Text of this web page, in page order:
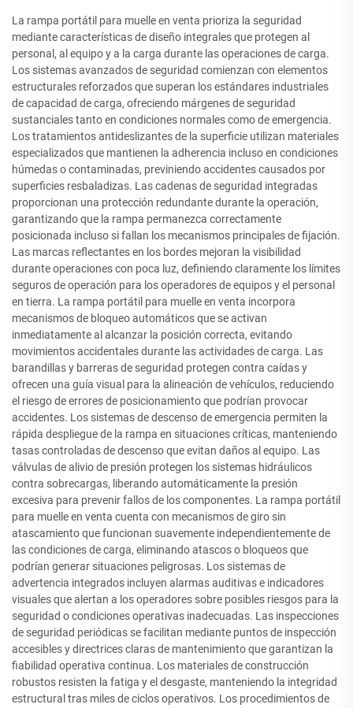
La rampa portátil para muelle en venta prioriza la seguridad
mediante características de diseño integrales que protegen al
personal, al equipo y a la carga durante las operaciones de carga.
Los sistemas avanzados de seguridad comienzan con elementos
estructurales reforzados que superan los estándares industriales
de capacidad de carga, ofreciendo márgenes de seguridad
sustanciales tanto en condiciones normales como de emergencia.
Los tratamientos antideslizantes de la superficie utilizan materiales
especializados que mantienen la adherencia incluso en condiciones
húmedas o contaminadas, previniendo accidentes causados por
superficies resbaladizas. Las cadenas de seguridad integradas
proporcionan una protección redundante durante la operación,
garantizando que la rampa permanezca correctamente
posicionada incluso si fallan los mecanismos principales de fijación.
Las marcas reflectantes en los bordes mejoran la visibilidad
durante operaciones con poca luz, definiendo claramente los límites
seguros de operación para los operadores de equipos y el personal
en tierra. La rampa portátil para muelle en venta incorpora
mecanismos de bloqueo automáticos que se activan
inmediatamente al alcanzar la posición correcta, evitando
movimientos accidentales durante las actividades de carga. Las
barandillas y barreras de seguridad protegen contra caídas y
ofrecen una guía visual para la alineación de vehículos, reduciendo
el riesgo de errores de posicionamiento que podrían provocar
accidentes. Los sistemas de descenso de emergencia permiten la
rápida despliegue de la rampa en situaciones críticas, manteniendo
tasas controladas de descenso que evitan daños al equipo. Las
válvulas de alivio de presión protegen los sistemas hidráulicos
contra sobrecargas, liberando automáticamente la presión
excesiva para prevenir fallos de los componentes. La rampa portátil
para muelle en venta cuenta con mecanismos de giro sin
atascamiento que funcionan suavemente independientemente de
las condiciones de carga, eliminando atascos o bloqueos que
podrían generar situaciones peligrosas. Los sistemas de
advertencia integrados incluyen alarmas auditivas e indicadores
visuales que alertan a los operadores sobre posibles riesgos para la
seguridad o condiciones operativas inadecuadas. Las inspecciones
de seguridad periódicas se facilitan mediante puntos de inspección
accesibles y directrices claras de mantenimiento que garantizan la
fiabilidad operativa continua. Los materiales de construcción
robustos resisten la fatiga y el desgaste, manteniendo la integridad
estructural tras miles de ciclos operativos. Los procedimientos de